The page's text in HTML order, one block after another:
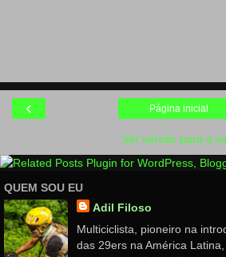
‹ Página inicial
Ver versão para a
QUEM SOU EU
Adil Filoso
Multiciclista, pioneiro na
das 29ers na América